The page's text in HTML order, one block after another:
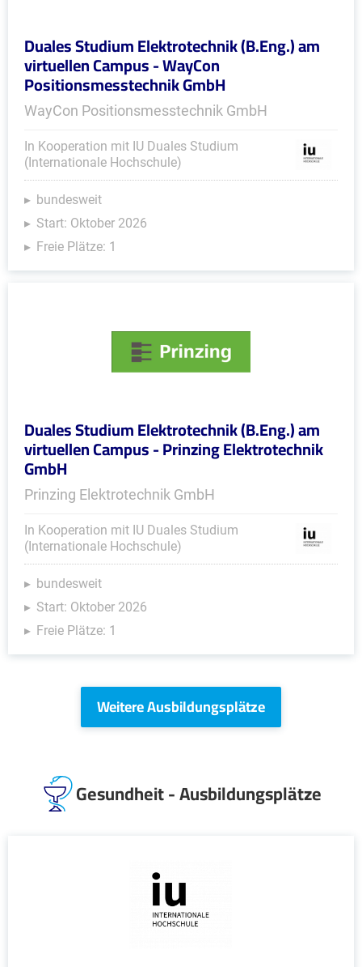
Duales Studium Elektrotechnik (B.Eng.) am
virtuellen Campus - WayCon
Positionsmesstechnik GmbH
WayCon Positionsmesstechnik GmbH
In Kooperation mit IU Duales Studium
(Internationale Hochschule)
bundesweit
Start: Oktober 2026
Freie Plätze: 1
Duales Studium Elektrotechnik (B.Eng.) am
virtuellen Campus - Prinzing Elektrotechnik
GmbH
Prinzing Elektrotechnik GmbH
In Kooperation mit IU Duales Studium
(Internationale Hochschule)
bundesweit
Start: Oktober 2026
Freie Plätze: 1
Weitere Ausbildungsplätze
Gesundheit - Ausbildungsplätze